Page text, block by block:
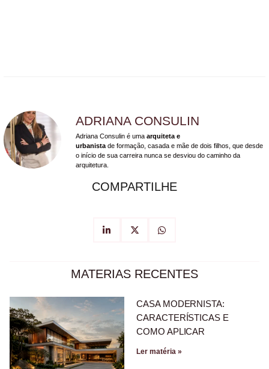
ADRIANA CONSULIN
Adriana Consulin é uma arquiteta e
urbanista de formação, casada e mãe de dois filhos, que desde
o início de sua carreira nunca se desviou do caminho da
arquitetura.
COMPARTILHE
MATERIAS RECENTES
CASA MODERNISTA:
CARACTERÍSTICAS E
COMO APLICAR
Ler matéria »